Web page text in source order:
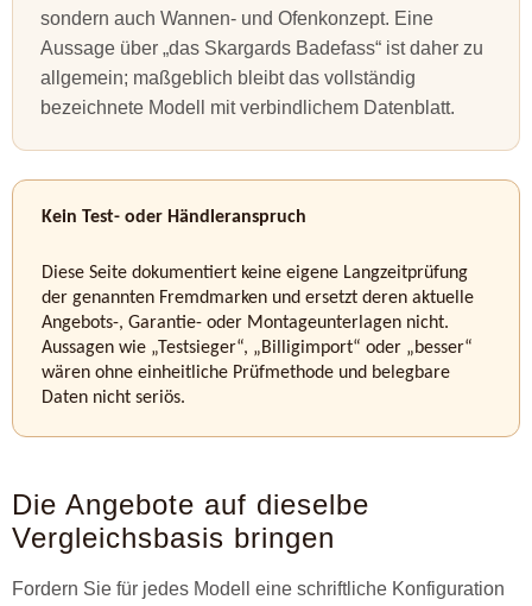
sondern auch Wannen- und Ofenkonzept. Eine
Aussage über „das Skargards Badefass“ ist daher zu
allgemein; maßgeblich bleibt das vollständig
bezeichnete Modell mit verbindlichem Datenblatt.
Kein Test- oder Händleranspruch
Diese Seite dokumentiert keine eigene Langzeitprüfung
der genannten Fremdmarken und ersetzt deren aktuelle
Angebots-, Garantie- oder Montageunterlagen nicht.
Aussagen wie „Testsieger“, „Billigimport“ oder „besser“
wären ohne einheitliche Prüfmethode und belegbare
Daten nicht seriös.
Die Angebote auf dieselbe
Vergleichsbasis bringen
Fordern Sie für jedes Modell eine schriftliche Konfiguration